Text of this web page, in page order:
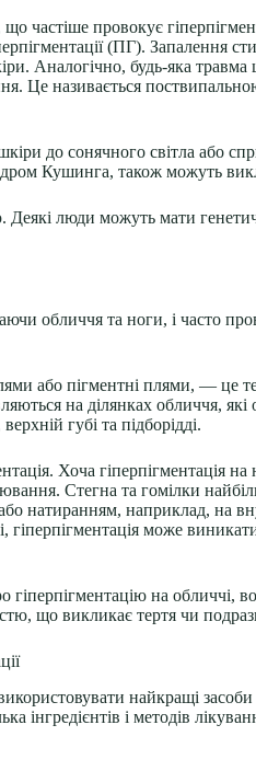
частіше провокує
(ПГ). Запалення
Аналогічно, будь-яка
Це називається
до сонячного світла або
Кушинга, також можуть
Деякі люди можуть мати
обличчя та ноги, і часто
або пігментні плями, —
на ділянках обличчя,
губі та підборідді.
Хоча гіперпігментація
Стегна та гомілки
натиранням, наприклад, на
може
гіперпігментацію на
що викликає тертя чи
найкращі
інгредієнтів і методів